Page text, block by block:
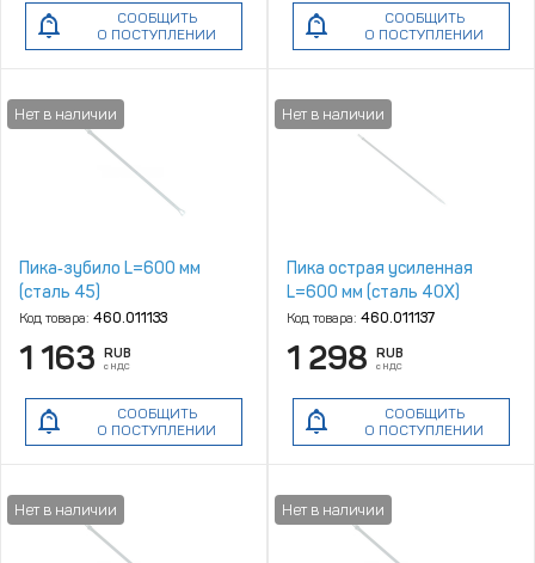
СООБЩИТЬ
О ПОСТУПЛЕНИИ
СООБЩИТЬ
О ПОСТУПЛЕНИИ
Пика‑зубило L=600 мм
(сталь 45)
Код товара: 460.011133
1 163 RUB
с НДС
СООБЩИТЬ
О ПОСТУПЛЕНИИ
Пика острая усиленная
L=600 мм (сталь 40Х)
Код товара: 460.011137
1 298 RUB
с НДС
СООБЩИТЬ
О ПОСТУПЛЕНИИ